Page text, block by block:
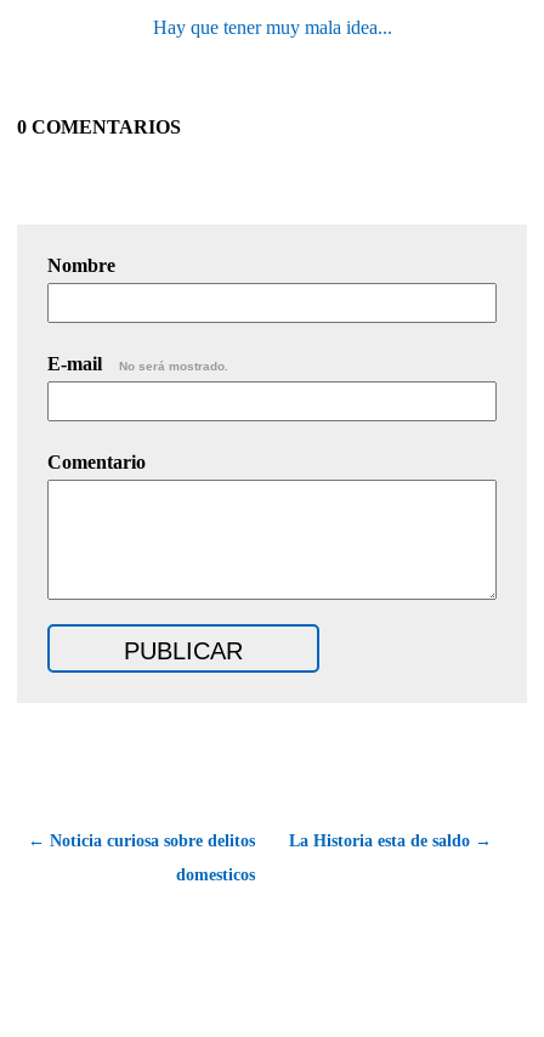
Hay que tener muy mala idea...
0 COMENTARIOS
Nombre
E-mail No será mostrado.
Comentario
← Noticia curiosa sobre delitos
domesticos
La Historia esta de saldo →